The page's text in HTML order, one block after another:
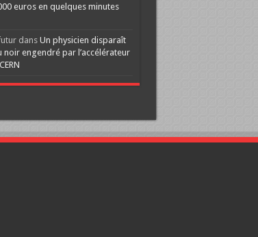
euros en quelques minutes
dans Un physicien disparaît
noir engendré par l’accélérateur